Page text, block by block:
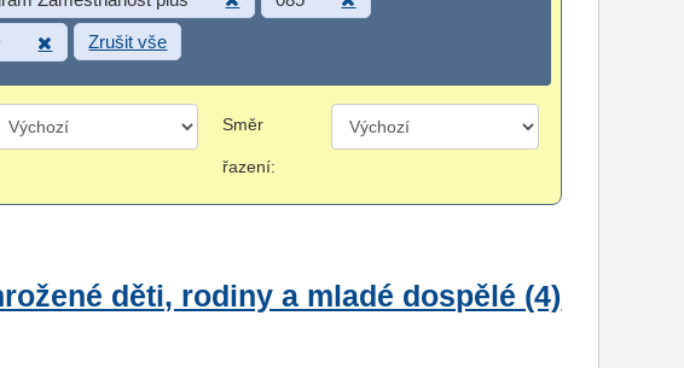
Zrušit vše
Směr
řazení:
děti, rodiny a mladé dospělé (4)